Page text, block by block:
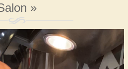
»
Lecteur
vidéo